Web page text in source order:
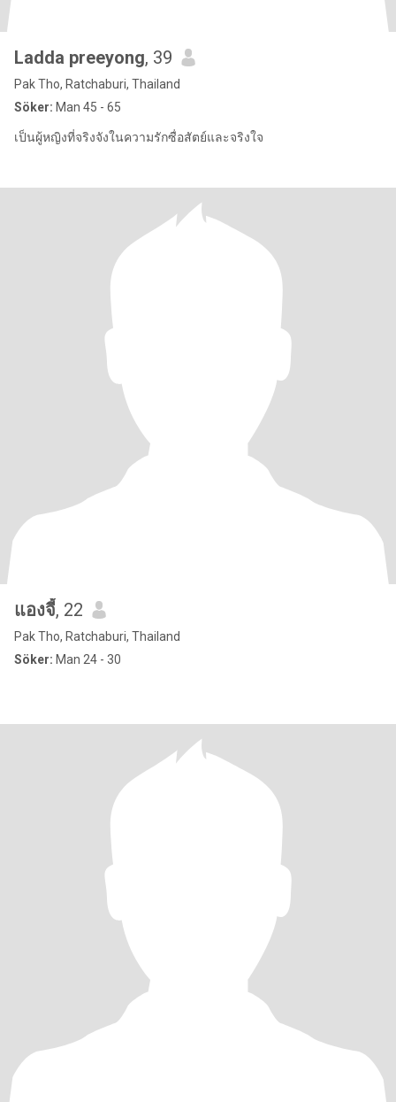
Ladda preeyong, 39
Pak Tho, Ratchaburi, Thailand
Söker: Man 45 - 65
เป็นผู้หญิงที่จริงจังในความรักซื่อสัตย์และจริงใจ
แองจี้, 22
Pak Tho, Ratchaburi, Thailand
Söker: Man 24 - 30